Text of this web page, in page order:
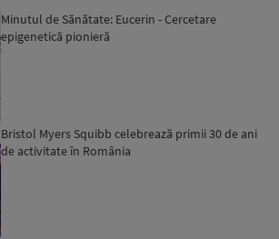
Minutul de Sănătate: Eucerin - Cercetare
epigenetică pionieră
Bristol Myers Squibb celebrează primii 30 de ani
de activitate în România